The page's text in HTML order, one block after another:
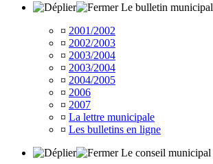
Le bulletin municipal
¤ 2001/2002
¤ 2002/2003
¤ 2003/2004
¤ 2003/2004
¤ 2004/2005
¤ 2006
¤ 2007
¤ La lettre municipale
¤ Les bulletins en ligne
Le conseil municipal